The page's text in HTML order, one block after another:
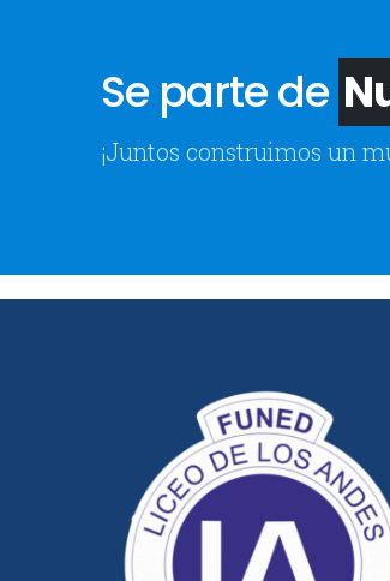
Se parte de
¡Juntos construimos un